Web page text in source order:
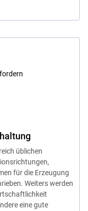
üblichen
für die Erzeugung
Weiters werden
eine gute